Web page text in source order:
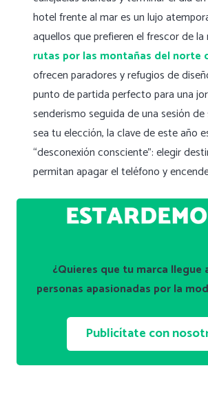
hotel frente al mar es un lujo
aquellos que prefieren el frescor de la
rutas por las montañas del norte
ofrecen paradores y refugios de
punto de partida perfecto para una
senderismo seguida de una sesión de
sea tu elección, la clave de este año
“desconexión consciente”: elegir
permitan apagar el teléfono y
¿Quieres que tu marca llegue
personas apasionadas por la
Publicítate con